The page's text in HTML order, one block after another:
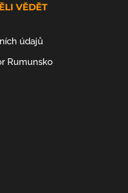
VĚDĚT
údajů
Rumunsko